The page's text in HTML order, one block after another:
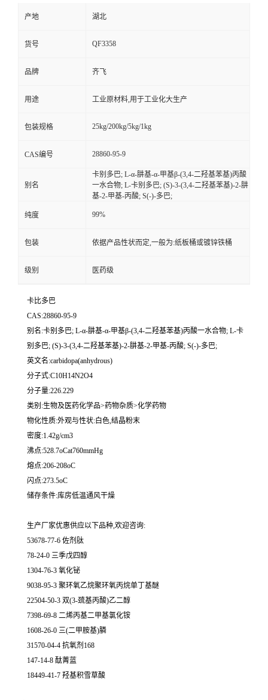
产地 湖北
货号 QF3358
品牌 齐飞
用途 工业原材料,用于工业化大生产
包装规格 25kg/200kg/5kg/1kg
CAS编号 28860-95-9
别名
卡别多巴; L-α-肼基-α-甲基β-(3,4-二羟基苯基)丙酸
一水合物; L-卡别多巴; (S)-3-(3,4-二羟基苯基)-2-肼
基-2-甲基-丙酸; S(-)-多巴;
纯度 99%
包装 依据产品性状而定,一般为:纸板桶或镀锌铁桶
级别 医药级
卡比多巴
CAS:28860-95-9
别名:卡别多巴; L-α-肼基-α-甲基β-(3,4-二羟基苯基)丙酸一水合物; L-卡
别多巴; (S)-3-(3,4-二羟基苯基)-2-肼基-2-甲基-丙酸; S(-)-多巴;
英文名:carbidopa(anhydrous)
分子式:C10H14N2O4
分子量:226.229
类别:生物及医药化学品>药物杂质>化学药物
物化性质:外观与性状:白色,结晶粉末
密度:1.42g/cm3
沸点:528.7oCat760mmHg
熔点:206-208oC
闪点:273.5oC
储存条件:库房低温通风干燥
生产厂家优惠供应以下品种,欢迎咨询:
53678-77-6 佐剂肽
78-24-0 三季戊四醇
1304-76-3 氧化铋
9038-95-3 聚环氧乙烷聚环氧丙烷单丁基醚
22504-50-3 双(3-巯基丙酸)乙二醇
7398-69-8 二烯丙基二甲基氯化铵
1608-26-0 三(二甲胺基)膦
31570-04-4 抗氧剂168
147-14-8 酞菁蓝
18449-41-7 羟基积雪草酸